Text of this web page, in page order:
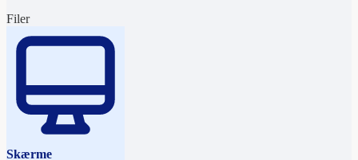
Filer
Skærme